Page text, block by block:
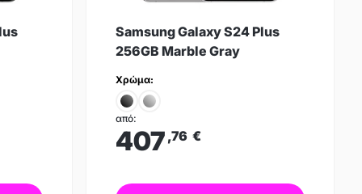
Samsung Galaxy S24 Plus
256GB Marble Gray
Χρώμα:
από:
407 ,76 €